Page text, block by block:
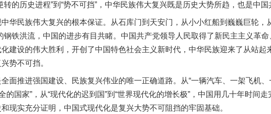
历史进程”到“势不可挡”，中华民族伟大复兴既是历史大势所趋，也是中国
民族伟大复兴的根本保证。从石库门到天安门，从小小红船到巍巍巨轮，
钢铁洪流，中国的进步有目共睹。中国共产党领导人民取得了新民主主义革
建设的伟大胜利，开创了中国特色社会主义新时代，中华民族迎来了从站起
势不可挡。
推进强国建设、民族复兴伟业的唯一正确道路。从“一辆汽车、一架飞机、
的国家”，从“现代化的迟到国”到“世界现代化的增长极”，中国用几十年时间
现实充分证明，中国式现代化是复兴大势不可阻挡的牢固基础。